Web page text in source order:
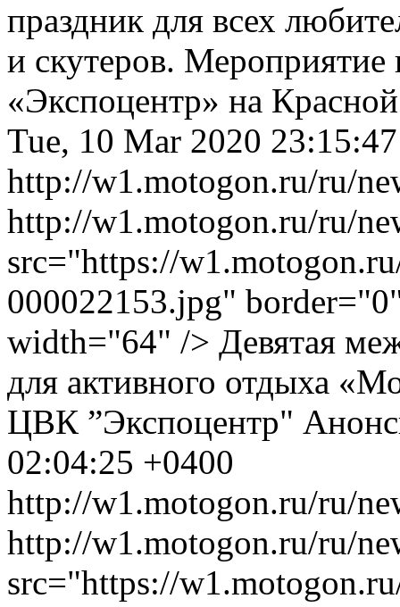
праздник для всех
и скутеров.
«Экспоцентр» на
Tue, 10 Mar 2020
http://w1.motogon.ru/ru/
http://w1.motogon.ru/ru/
src="https://
000022153.jpg"
width="64" /> Девятая
для активного отдыха
ЦВК ”Экспоцентр"
02:04:25 +0400
http://w1.motogon.ru/ru/
http://w1.motogon.ru/ru/
src="https://